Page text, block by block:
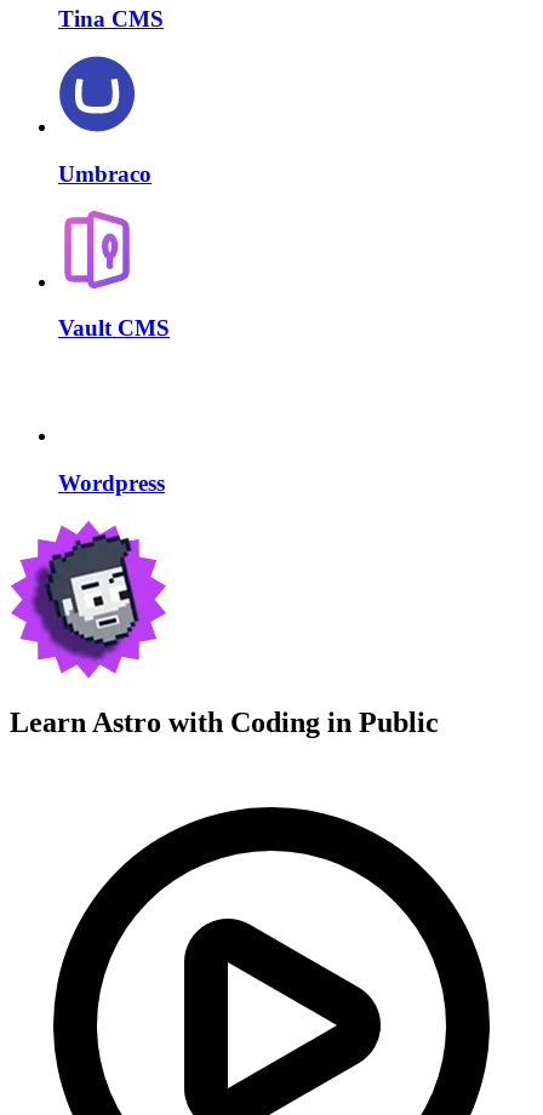
Tina CMS
Umbraco
Vault CMS
Wordpress
Learn Astro with Coding in Public